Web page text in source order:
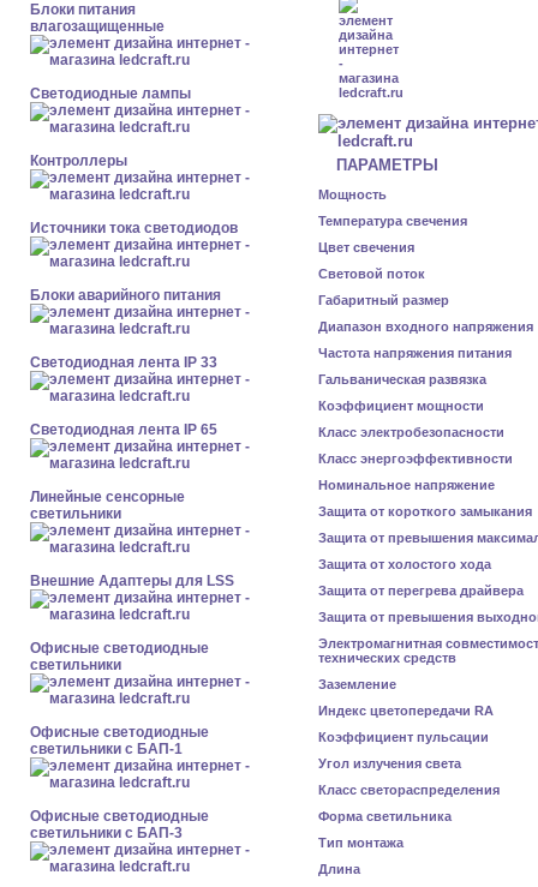
Блоки питания
влагозащищенные
Светодиодные лампы
Контроллеры
Источники тока светодиодов
Блоки аварийного питания
Светодиодная лента IP 33
Светодиодная лента IP 65
Линейные сенсорные
светильники
Внешние Адаптеры для LSS
Офисные светодиодные
светильники
Офисные светодиодные
светильники с БАП-1
Офисные светодиодные
светильники с БАП-3
ПАРАМЕТРЫ
Мощность
Температура свечения
Цвет свечения
Световой поток
Габаритный размер
Диапазон входного напряжения
Частота напряжения питания
Гальваническая развязка
Коэффициент мощности
Класс электробезопасности
Класс энергоэффективности
Номинальное напряжение
Защита от короткого замыкания
Защита от превышения
Защита от холостого хода
Защита от перегрева драйвера
Защита от превышения
Электромагнитная
технических средств
Заземление
Индекс цветопередачи RA
Коэффициент пульсации
Угол излучения света
Класс светораспределения
Форма светильника
Тип монтажа
Длина